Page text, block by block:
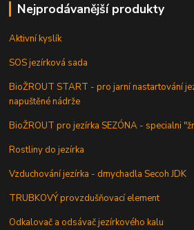
Nejprodávanější produkty
Aktivní kyslík
SOS jezírková sada
BioŽROUT START - pro jarní nastartování
napuštěné nádrže
BioŽROUT pro jezírka SEZÓNA - specialni
Rostliny do jezírka
Vzduchování jezírka - dmychadla Secoh JDK
TRUBKOVÝ provzdušňovací element
Odkalovač a odsávač jezírkového kalu